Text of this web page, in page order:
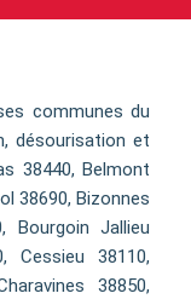
communes du
désourisation et
38440, Belmont
38690, Bizonnes
Bourgoin Jallieu
Cessieu 38110,
38850,